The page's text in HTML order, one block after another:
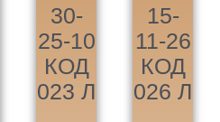
30-
25-10
КОД
023 Л
15-
11-26
КОД
026 Л